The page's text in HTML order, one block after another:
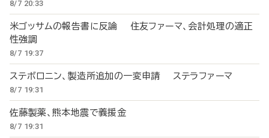
8/7 20:33
米ゴッサムの報告書に反論 住友ファーマ、会計処理の適正
性強調
8/7 19:37
ステボロニン、製造所追加の一変申請 ステラファーマ
8/7 19:31
佐藤製薬、熊本地震で義援金
8/7 19:31